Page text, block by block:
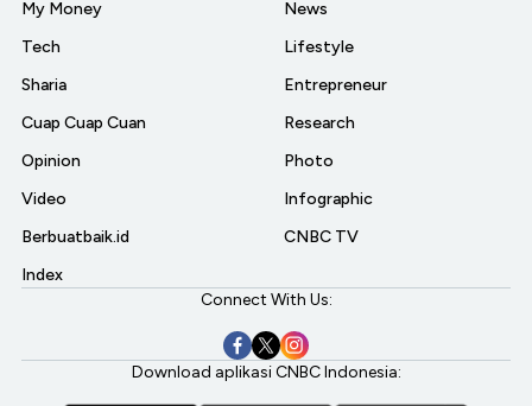
My Money
Tech
Sharia
Cuap Cuap Cuan
Opinion
Video
Berbuatbaik.id
Index
News
Lifestyle
Entrepreneur
Research
Photo
Infographic
CNBC TV
Connect With Us:
Download aplikasi CNBC Indonesia: